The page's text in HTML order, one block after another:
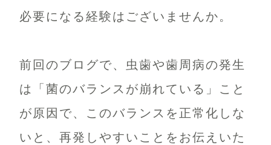
必要になる経験はございませんか。
前回のブログで、虫歯や歯周病の発生
は「菌のバランスが崩れている」こと
が原因で、このバランスを正常化しな
いと、再発しやすいことをお伝えいた